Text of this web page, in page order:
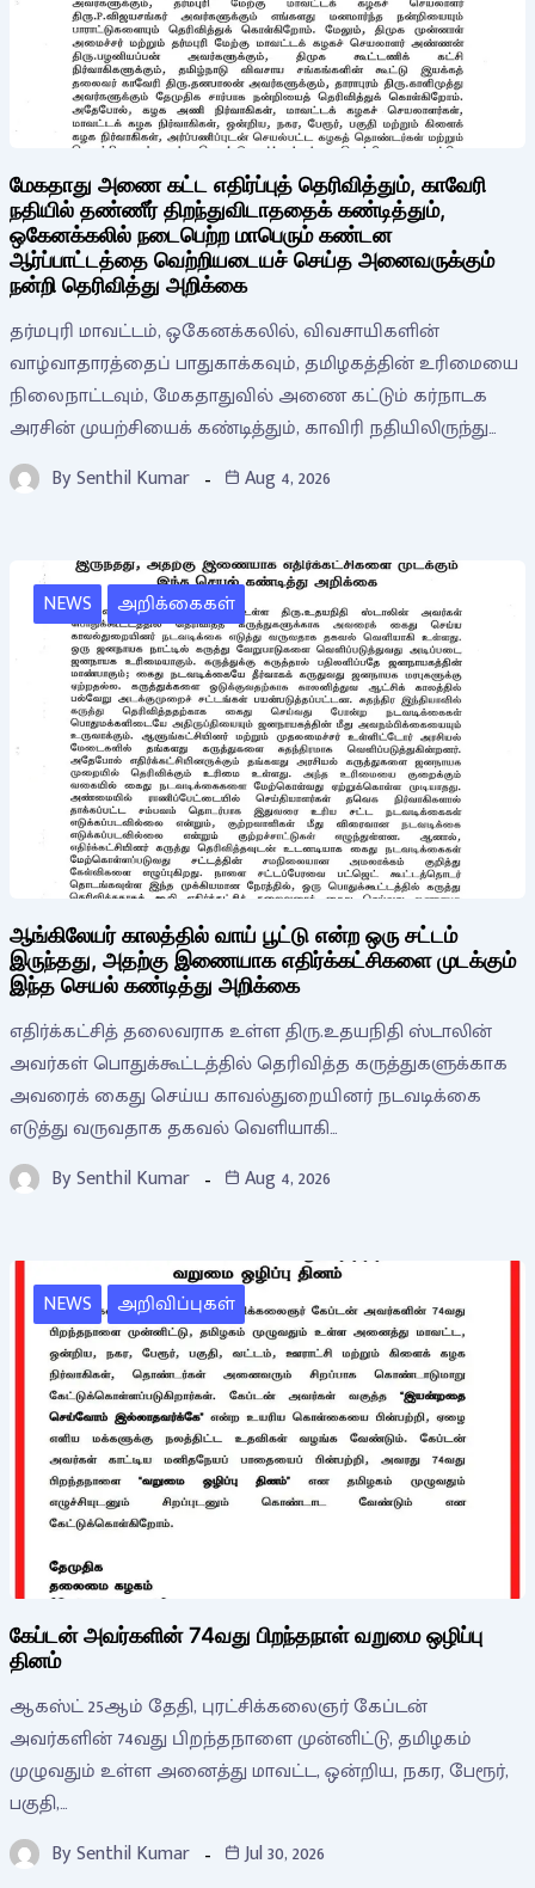
மேகதாது அணை கட்ட எதிர்ப்புத் தெரிவித்தும், காவேரி
நதியில் தண்ணீர் திறந்துவிடாததைக் கண்டித்தும்,
ஒகேனக்கலில் நடைபெற்ற மாபெரும் கண்டன
ஆர்ப்பாட்டத்தை வெற்றியடையச் செய்த அனைவருக்கும்
நன்றி தெரிவித்து அறிக்கை
தர்மபுரி மாவட்டம், ஒகேனக்கலில், விவசாயிகளின்
வாழ்வாதாரத்தைப் பாதுகாக்கவும், தமிழகத்தின் உரிமையை
நிலைநாட்டவும், மேகதாதுவில் அணை கட்டும் கர்நாடக
அரசின் முயற்சியைக் கண்டித்தும், காவிரி நதியிலிருந்து…
BySenthil Kumar Aug 4, 2026
NEWS அறிக்கைகள்
ஆங்கிலேயர் காலத்தில் வாய் பூட்டு என்ற ஒரு சட்டம்
இருந்தது, அதற்கு இணையாக எதிர்க்கட்சிகளை முடக்கும்
இந்த செயல் கண்டித்து அறிக்கை
எதிர்க்கட்சித் தலைவராக உள்ள திரு.உதயநிதி ஸ்டாலின்
அவர்கள் பொதுக்கூட்டத்தில் தெரிவித்த கருத்துகளுக்காக
அவரைக் கைது செய்ய காவல்துறையினர் நடவடிக்கை
எடுத்து வருவதாக தகவல் வெளியாகி…
BySenthil Kumar Aug 4, 2026
NEWS அறிவிப்புகள்
கேப்டன் அவர்களின் 74வது பிறந்தநாள் வறுமை ஒழிப்பு
தினம்
ஆகஸ்ட் 25ஆம் தேதி, புரட்சிக்கலைஞர் கேப்டன்
அவர்களின் 74வது பிறந்தநாளை முன்னிட்டு, தமிழகம்
முழுவதும் உள்ள அனைத்து மாவட்ட, ஒன்றிய, நகர, பேரூர்,
பகுதி,…
BySenthil Kumar Jul 30, 2026